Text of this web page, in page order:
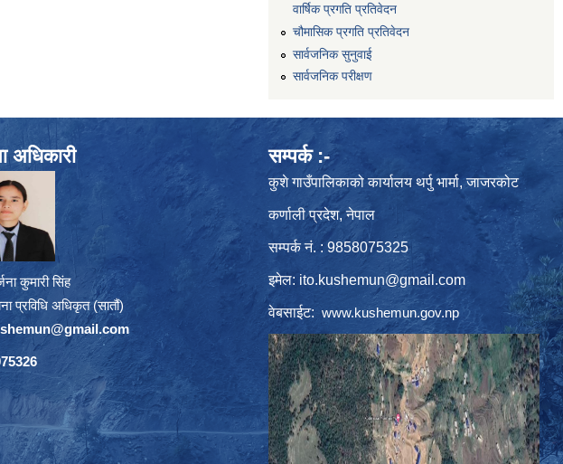
वार्षिक प्रगति प्रतिवेदन
चौमासिक प्रगति प्रतिवेदन
सार्वजनिक सुनुवाई
सार्वजनिक परीक्षण
अधिकारी
कुमारी सिंह
प्रविधि अधिकृत (सातौं)
सम्पर्क :-
कुशे गाउँपालिकाको कार्यालय थर्पु भार्मा, जाजरकोट
कर्णाली प्रदेश, नेपाल
सम्पर्क नं. : 9858075325
इमेल: ito.kushemun@gmail.com
वेबसाईट: www.kushemun.gov.np